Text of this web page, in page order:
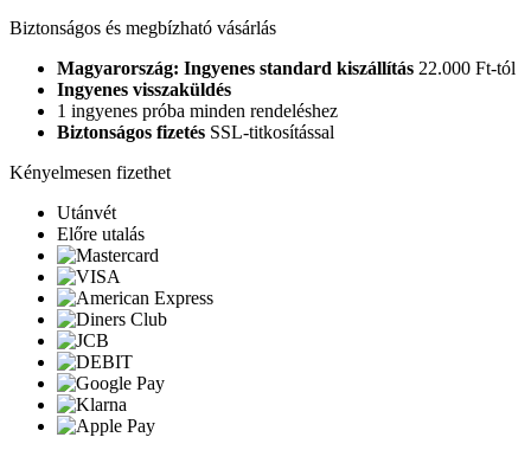
Biztonságos és megbízható vásárlás
Magyarország: Ingyenes standard kiszállítás 22.000 Ft-tól
Ingyenes visszaküldés
1 ingyenes próba minden rendeléshez
Biztonságos fizetés SSL-titkosítással
Kényelmesen fizethet
Utánvét
Előre utalás